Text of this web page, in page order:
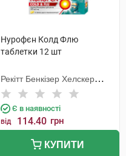
Нурофєн Колд Флю
таблетки 12 шт
Рекітт Бенкізер Хелскер
Інтернешнл
Є в наявності
від 114.40 грн
КУПИТИ